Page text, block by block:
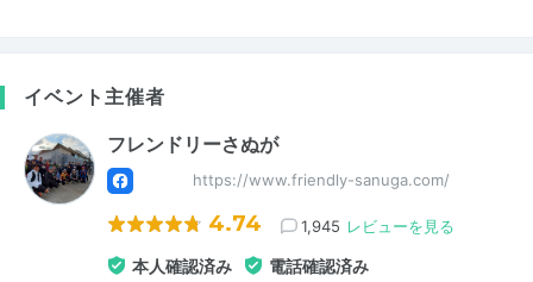
イベント主催者
フレンドリーさぬが
https://www.friendly-sanuga.com/
4.74 1,945 レビューを見る
本人確認済み 電話確認済み